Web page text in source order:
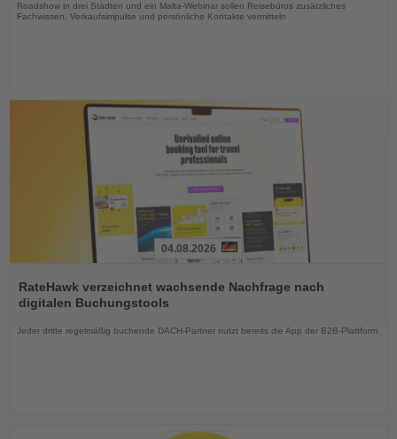
Roadshow in drei Städten und ein Malta-Webinar sollen Reisebüros zusätzliches
Fachwissen, Verkaufsimpulse und persönliche Kontakte vermitteln
Sie
die
Nachrichten
04.08.2026
RateHawk verzeichnet wachsende Nachfrage nach
digitalen Buchungstools
Jeder dritte regelmäßig buchende DACH-Partner nutzt bereits die App der B2B-Plattform